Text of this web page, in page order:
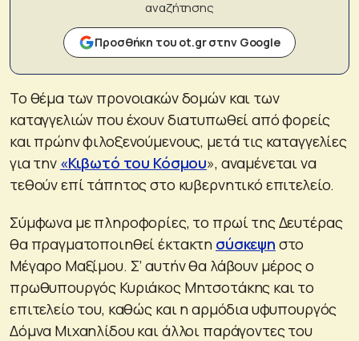
αναζήτησης
Προσθήκη του ot.gr στην Google
Το θέμα των προνοιακών δομών και των
καταγγελιών που έχουν διατυπωθεί από φορείς
και πρώην φιλοξενούμενους, μετά τις καταγγελίες
για την «Κιβωτό του Κόσμου», αναμένεται να
τεθούν επί τάπητος στο κυβερνητικό επιτελείο.
Σύμφωνα με πληροφορίες, το πρωί της Δευτέρας
θα πραγματοποιηθεί έκτακτη σύσκεψη στο
Μέγαρο Μαξίμου. Σ’ αυτήν θα λάβουν μέρος ο
πρωθυπουργός Κυριάκος Μητσοτάκης και το
επιτελείο του, καθώς και η αρμόδια υφυπουργός
Δόμνα Μιχαηλίδου και άλλοι παράγοντες του